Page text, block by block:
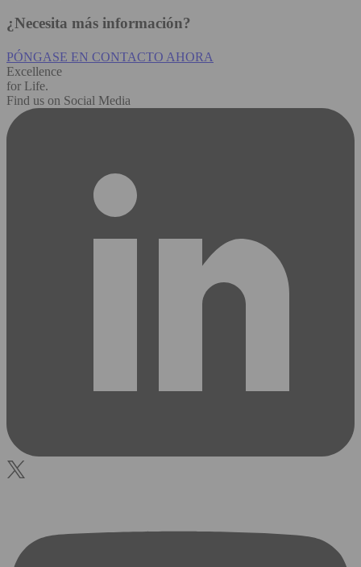
¿Necesita más información?
PÓNGASE EN CONTACTO AHORA
Excellence
for Life.
Find us on Social Media